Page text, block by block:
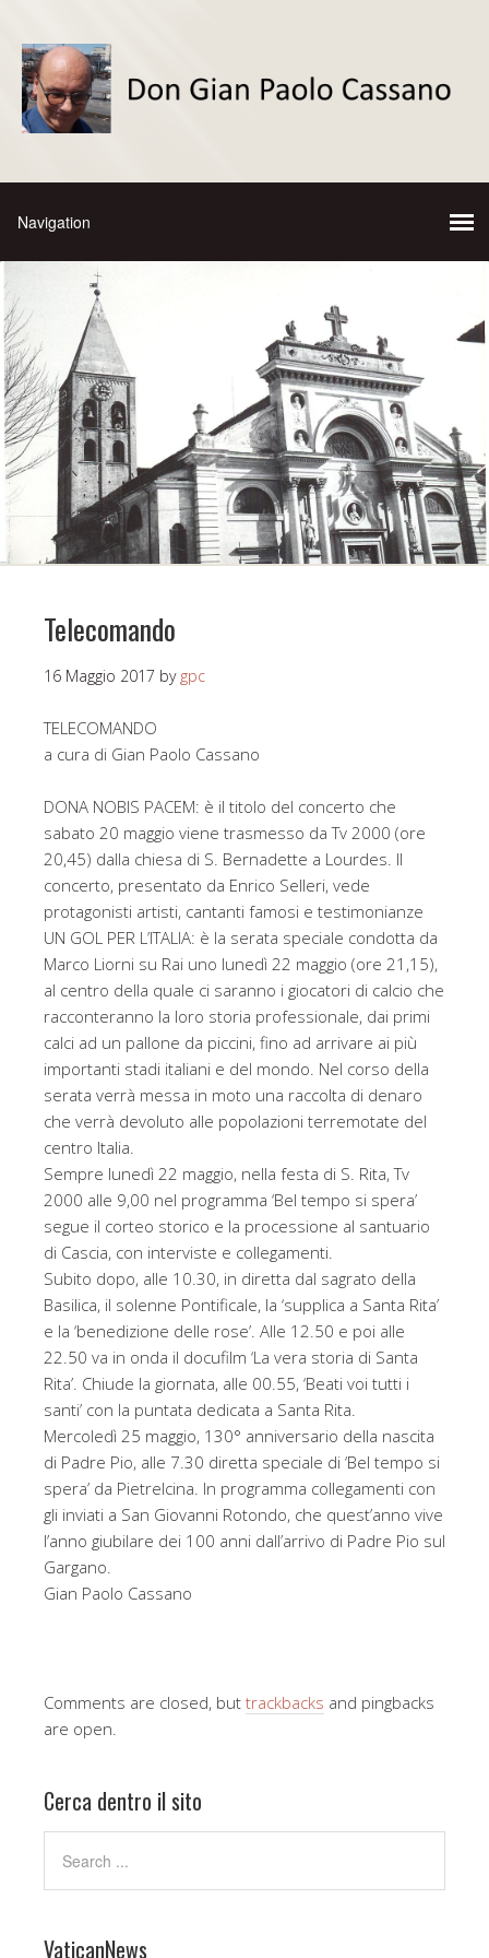
Telecomando
16 Maggio 2017 by gpc
TELECOMANDO
a cura di Gian Paolo Cassano
DONA NOBIS PACEM: è il titolo del concerto che
sabato 20 maggio viene trasmesso da Tv 2000 (ore
20,45) dalla chiesa di S. Bernadette a Lourdes. Il
concerto, presentato da Enrico Selleri, vede
protagonisti artisti, cantanti famosi e testimonianze
UN GOL PER L’ITALIA: è la serata speciale condotta da
Marco Liorni su Rai uno lunedì 22 maggio (ore 21,15),
al centro della quale ci saranno i giocatori di calcio che
racconteranno la loro storia professionale, dai primi
calci ad un pallone da piccini, fino ad arrivare ai più
importanti stadi italiani e del mondo. Nel corso della
serata verrà messa in moto una raccolta di denaro
che verrà devoluto alle popolazioni terremotate del
centro Italia.
Sempre lunedì 22 maggio, nella festa di S. Rita, Tv
2000 alle 9,00 nel programma ‘Bel tempo si spera’
segue il corteo storico e la processione al santuario
di Cascia, con interviste e collegamenti.
Subito dopo, alle 10.30, in diretta dal sagrato della
Basilica, il solenne Pontificale, la ‘supplica a Santa Rita’
e la ‘benedizione delle rose’. Alle 12.50 e poi alle
22.50 va in onda il docufilm ‘La vera storia di Santa
Rita’. Chiude la giornata, alle 00.55, ‘Beati voi tutti i
santi’ con la puntata dedicata a Santa Rita.
Mercoledì 25 maggio, 130° anniversario della nascita
di Padre Pio, alle 7.30 diretta speciale di ‘Bel tempo si
spera’ da Pietrelcina. In programma collegamenti con
gli inviati a San Giovanni Rotondo, che quest’anno vive
l’anno giubilare dei 100 anni dall’arrivo di Padre Pio sul
Gargano.
Gian Paolo Cassano
Comments are closed, but trackbacks and pingbacks
are open.
Cerca dentro il sito
VaticanNews